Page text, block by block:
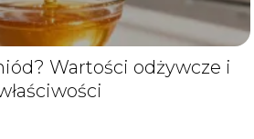
Wartości odżywcze i